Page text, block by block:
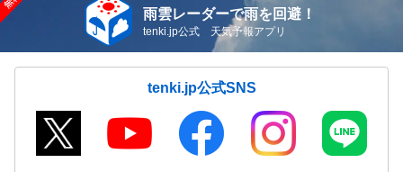
雨雲レーダーで雨を回避！
tenki.jp公式 天気予報アプリ
tenki.jp公式SNS